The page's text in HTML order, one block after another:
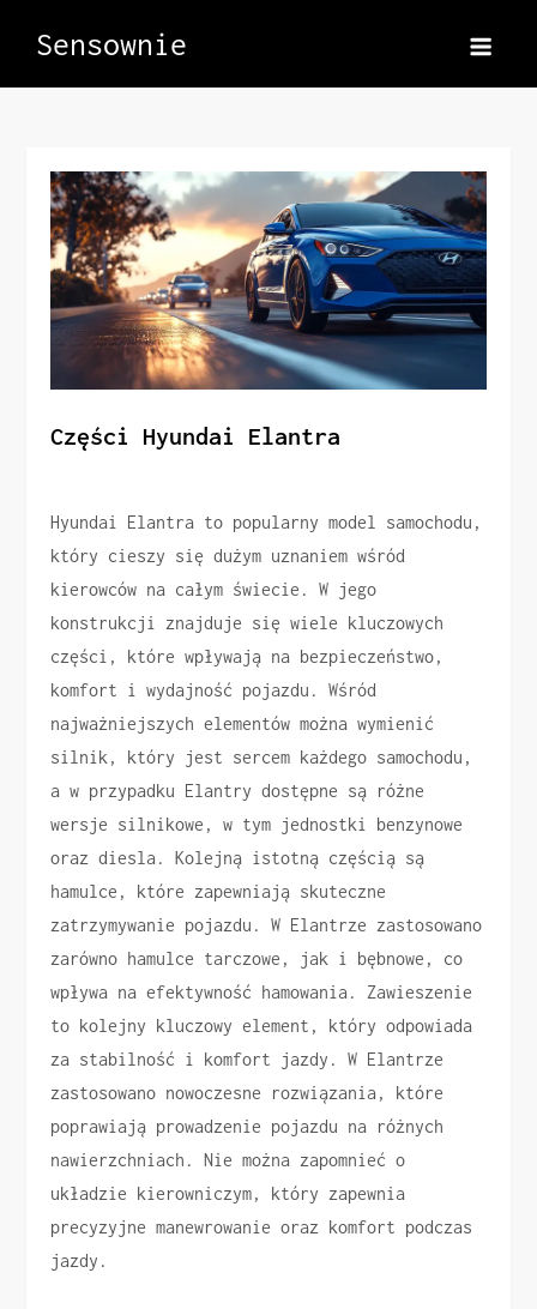
Sensownie
Części Hyundai Elantra
Hyundai Elantra to popularny model samochodu,
który cieszy się dużym uznaniem wśród
kierowców na całym świecie. W jego
konstrukcji znajduje się wiele kluczowych
części, które wpływają na bezpieczeństwo,
komfort i wydajność pojazdu. Wśród
najważniejszych elementów można wymienić
silnik, który jest sercem każdego samochodu,
a w przypadku Elantry dostępne są różne
wersje silnikowe, w tym jednostki benzynowe
oraz diesla. Kolejną istotną częścią są
hamulce, które zapewniają skuteczne
zatrzymywanie pojazdu. W Elantrze zastosowano
zarówno hamulce tarczowe, jak i bębnowe, co
wpływa na efektywność hamowania. Zawieszenie
to kolejny kluczowy element, który odpowiada
za stabilność i komfort jazdy. W Elantrze
zastosowano nowoczesne rozwiązania, które
poprawiają prowadzenie pojazdu na różnych
nawierzchniach. Nie można zapomnieć o
układzie kierowniczym, który zapewnia
precyzyjne manewrowanie oraz komfort podczas
jazdy.